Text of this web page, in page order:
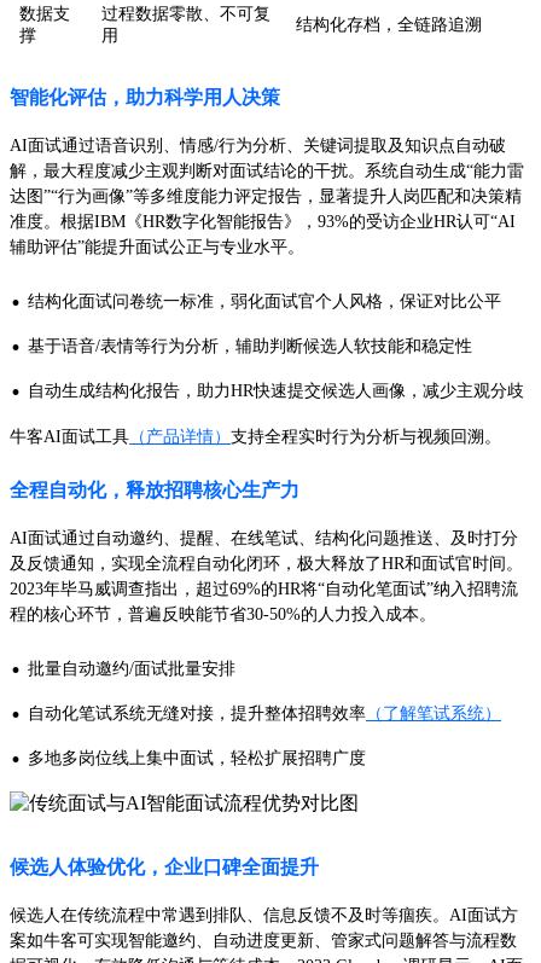
数据支
撑
过程数据零散、不可复
用
结构化存档，全链路追溯
智能化评估，助力科学用人决策
AI面试通过语音识别、情感/行为分析、关键词提取及知识点自动破
解，最大程度减少主观判断对面试结论的干扰。系统自动生成“能力雷
达图”“行为画像”等多维度能力评定报告，显著提升人岗匹配和决策精
准度。根据IBM《HR数字化智能报告》，93%的受访企业HR认可“AI
辅助评估”能提升面试公正与专业水平。
· 结构化面试问卷统一标准，弱化面试官个人风格，保证对比公平
· 基于语音/表情等行为分析，辅助判断候选人软技能和稳定性
· 自动生成结构化报告，助力HR快速提交候选人画像，减少主观分歧
牛客AI面试工具 （产品详情） 支持全程实时行为分析与视频回溯。
全程自动化，释放招聘核心生产力
AI面试通过自动邀约、提醒、在线笔试、结构化问题推送、及时打分
及反馈通知，实现全流程自动化闭环，极大释放了HR和面试官时间。
2023年毕马威调查指出，超过69%的HR将“自动化笔面试”纳入招聘流
程的核心环节，普遍反映能节省30-50%的人力投入成本。
· 批量自动邀约/面试批量安排
· 自动化笔试系统无缝对接，提升整体招聘效率 （了解笔试系统）
· 多地多岗位线上集中面试，轻松扩展招聘广度
候选人体验优化，企业口碑全面提升
候选人在传统流程中常遇到排队、信息反馈不及时等痼疾。AI面试方
案如牛客可实现智能邀约、自动进度更新、管家式问题解答与流程数